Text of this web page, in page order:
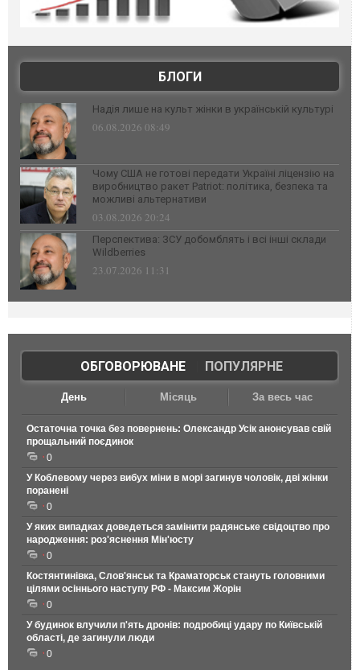
БЛОГИ
Надія лише на культ жінки в українській культурі
06.08.2026 08:49
Чому США не готові передати Україні ліцензію на
виробництво ракет Patriot: політика, безпека та
можливі альтернативи
03.08.2026 20:24
Перспектива: ЗСУ добомблять і всі інші склади
Wildberries
23.07.2026 11:31
ОБГОВОРЮВАНЕ| ПОПУЛЯРНЕ
День Місяць За весь час
Остаточна точка без повернень: Олександр Усік анонсував свій
прощальний поєдинок
0
У Коблевому через вибух міни в морі загинув чоловік, дві жінки
поранені
0
У яких випадках доведеться замінити радянське свідоцтво про
народження: роз'яснення Мін'юсту
0
Костянтинівка, Слов'янськ та Краматорськ стануть головними
цілями осіннього наступу РФ - Максим Жорін
0
У будинок влучили п'ять дронів: подробиці удару по Київській
області, де загинули люди
0